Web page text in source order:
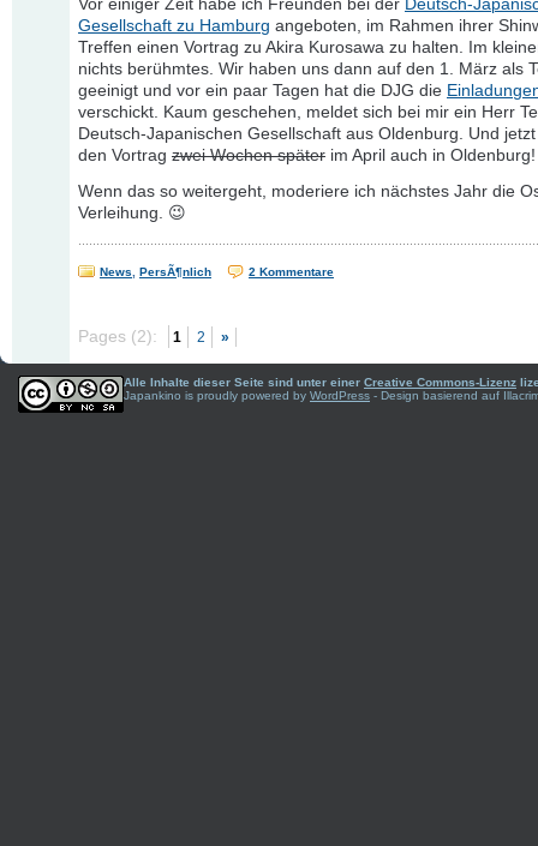
Vor einiger Zeit habe ich Freunden bei der Deutsch-
Gesellschaft zu Hamburg angeboten, im Rahmen ihrer
Treffen einen Vortrag zu Akira Kurosawa zu halten. Im
nichts berühmtes. Wir haben uns dann auf den 1. März als
geeinigt und vor ein paar Tagen hat die DJG die
verschickt. Kaum geschehen, meldet sich bei mir ein Herr
Deutsch-Japanischen Gesellschaft aus Oldenburg. Und
den Vortrag zwei Wochen später im April auch in Oldenburg!
Wenn das so weitergeht, moderiere ich nächstes Jahr die
Verleihung. 😉
News PersÃ¶nlich 2 Kommentare
Pages (2): 1 2 »
Alle Inhalte dieser Seite sind unter einer Creative Commons-Lizenz
Japankino is proudly powered by WordPress - Design basierend auf